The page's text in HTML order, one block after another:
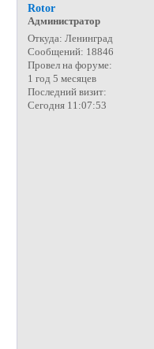
Rotor
Администратор
Откуда: Ленинград
Сообщений: 18846
Провел на форуме:
1 год 5 месяцев
Последний визит:
Сегодня 11:07:53